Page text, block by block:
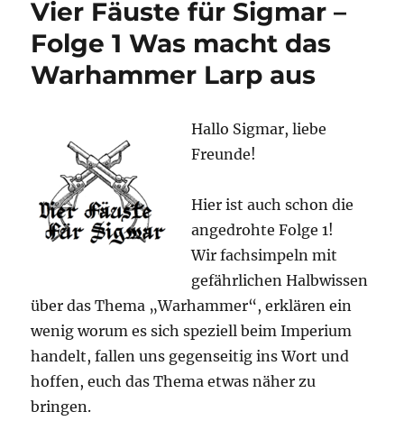
Sigmar
Folge
2
Epic
Highlights
und
deutschsprachigen
Gruppen
Vier Fäuste für Sigmar –
Folge 1 Was macht das
Warhammer Larp aus
Hallo Sigmar, liebe
Freunde!
Hier ist auch schon die
angedrohte Folge 1!
Wir fachsimpeln mit
gefährlichen Halbwissen
über das Thema „Warhammer“, erklären ein
wenig worum es sich speziell beim Imperium
handelt, fallen uns gegenseitig ins Wort und
hoffen, euch das Thema etwas näher zu
bringen.